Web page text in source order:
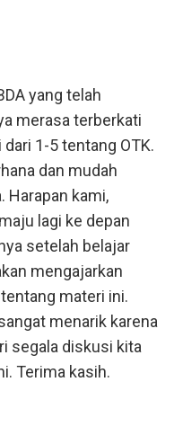
yang telah
merasa terberkati
1-5 tentang OTK.
dan mudah
Harapan kami,
lagi ke depan
setelah belajar
mengajarkan
materi ini.
menarik karena
segala diskusi kita
Terima kasih.